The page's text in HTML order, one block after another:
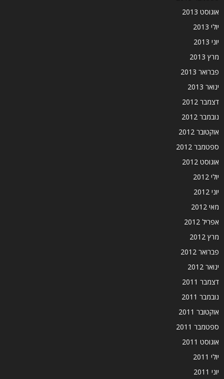
אוגוסט 2013
יולי 2013
יוני 2013
מרץ 2013
פברואר 2013
ינואר 2013
דצמבר 2012
נובמבר 2012
אוקטובר 2012
ספטמבר 2012
אוגוסט 2012
יולי 2012
יוני 2012
מאי 2012
אפריל 2012
מרץ 2012
פברואר 2012
ינואר 2012
דצמבר 2011
נובמבר 2011
אוקטובר 2011
ספטמבר 2011
אוגוסט 2011
יולי 2011
יוני 2011